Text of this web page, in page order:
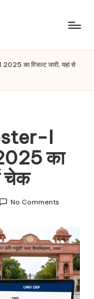
का रिजल्ट जारी, यहां से
I
का
चेक
No Comments